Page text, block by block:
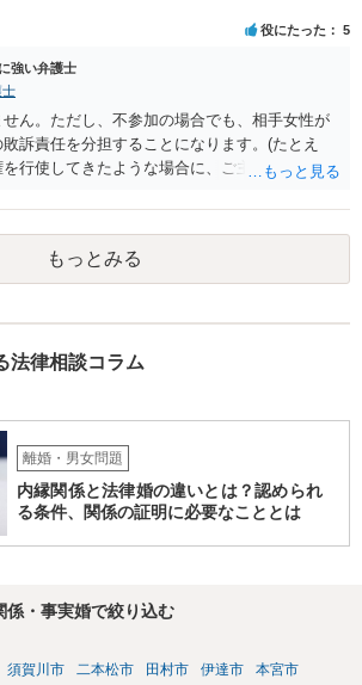
ありませんが、離婚後の親権者変更（民法819
婚後に親権者が再婚して元夫婦の子と再婚相手
は、親権者変更の申立ては認められないとする
の判例で述べられている理由は民法819条5項の
えられるからです。
役にたった 5
強い弁護士
士
ん。ただし、不参加の場合でも、相手女性が
訴責任を分担することになります。(たとえ
行使してきたような場合に、ご主人から、今
真相は分かりません。 ③ならないと思いま
えます。 ⑥一般論ですが、裁判官は証拠に基
わけですから、証拠が大切です。 証拠をきちん
は思いますが、これからでも整えられるので
分かりかねますので、幅のありすぎる回答で
もっとみる
法律相談コラム
離婚・男女問題
内縁関係と法律婚の違いとは？認められ
る条件、関係の証明に必要なこととは
係・事実婚で絞り込む
須賀川市 二本松市 田村市 伊達市
本宮市